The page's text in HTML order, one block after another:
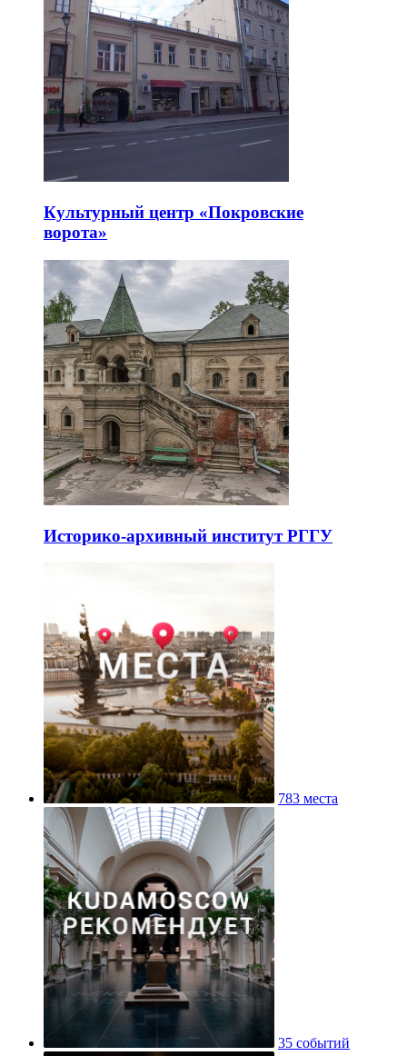
Культурный центр «Покровские
ворота»
Историко-архивный институт РГГУ
783 места
35 событий